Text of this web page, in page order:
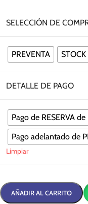
SELECCIÓN DE
PREVENTA STOCK
DETALLE DE PAGO
Pago de RESERVA de
Pago adelantado de
Limpiar
AÑADIR AL CARRITO